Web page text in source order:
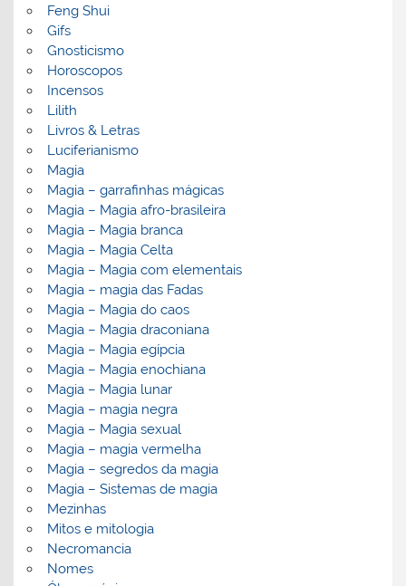
Feng Shui
Gifs
Gnosticismo
Horoscopos
Incensos
Lilith
Livros & Letras
Luciferianismo
Magia
Magia – garrafinhas mágicas
Magia – Magia afro-brasileira
Magia – Magia branca
Magia – Magia Celta
Magia – Magia com elementais
Magia – magia das Fadas
Magia – Magia do caos
Magia – Magia draconiana
Magia – Magia egípcia
Magia – Magia enochiana
Magia – Magia lunar
Magia – magia negra
Magia – Magia sexual
Magia – magia vermelha
Magia – segredos da magia
Magia – Sistemas de magia
Mezinhas
Mitos e mitologia
Necromancia
Nomes